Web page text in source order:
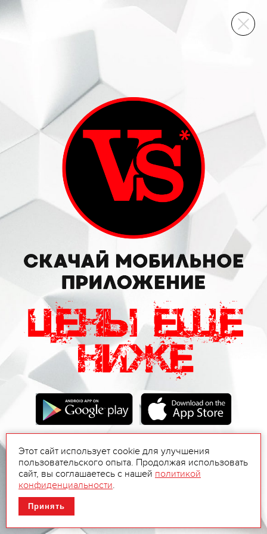
ВИННЫЙ СКЛАД
Этот сайт использует cookie для улучшения
пользовательского опыта. Продолжая использовать
сайт, вы соглашаетесь с нашей политикой
конфиденциальности.
Принять